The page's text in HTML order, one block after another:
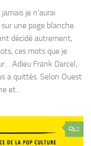
je n’aurai
une page blanche.
décidé autrement,
ces mots que je
Adieu Frank Darcel,
a quittés. Selon Ouest
et...
2